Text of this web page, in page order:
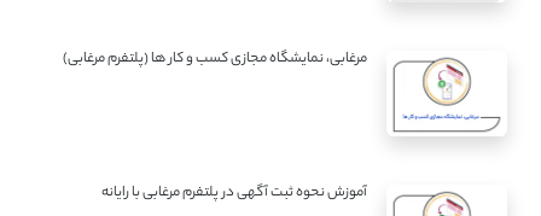
مرغابی، نمایشگاه مجازی کسب و کار ها (پلتفرم مرغابی)
آموزش نحوه ثبت آگهی در پلتفرم مرغابی با رایانه